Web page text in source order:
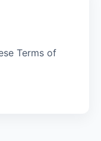
Terms of